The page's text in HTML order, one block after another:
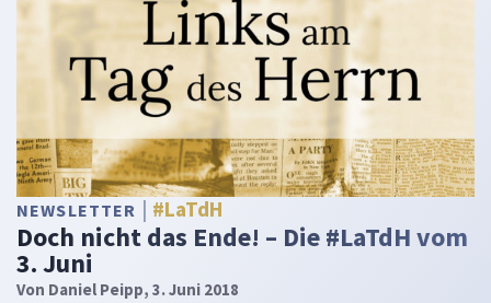
NEWSLETTER #LaTdH
Doch nicht das Ende! – Die #LaTdH vom
3. Juni
Von Daniel Peipp, 3. Juni 2018